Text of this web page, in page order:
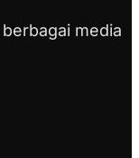
media